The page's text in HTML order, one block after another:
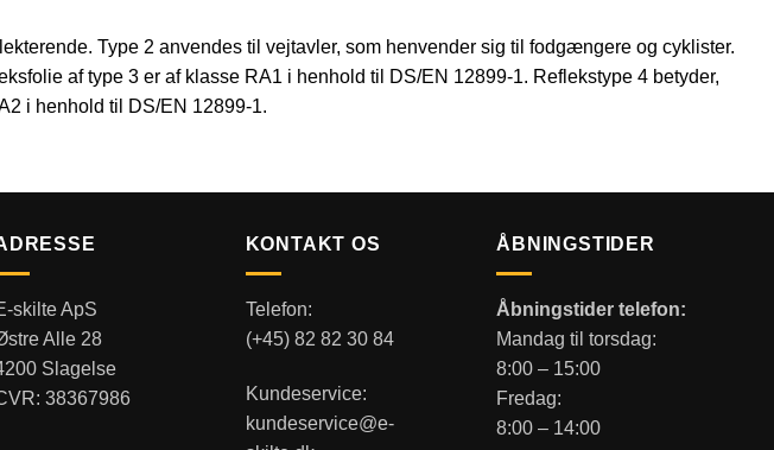
Type 2 anvendes til vejtavler, som henvender sig til fodgængere og cyklister.
af type 3 er af klasse RA1 i henhold til DS/EN 12899-1. Reflekstype 4 betyder,
i henhold til DS/EN 12899-1.
skilte ApS
Alle 28
Slagelse
38367986
KONTAKT OS
Telefon:
(+45) 82 82 30 84
Kundeservice:
kundeservice@e-
ÅBNINGSTIDER
Åbningstider telefon:
Mandag til torsdag:
8:00 – 15:00
Fredag:
8:00 – 14:00